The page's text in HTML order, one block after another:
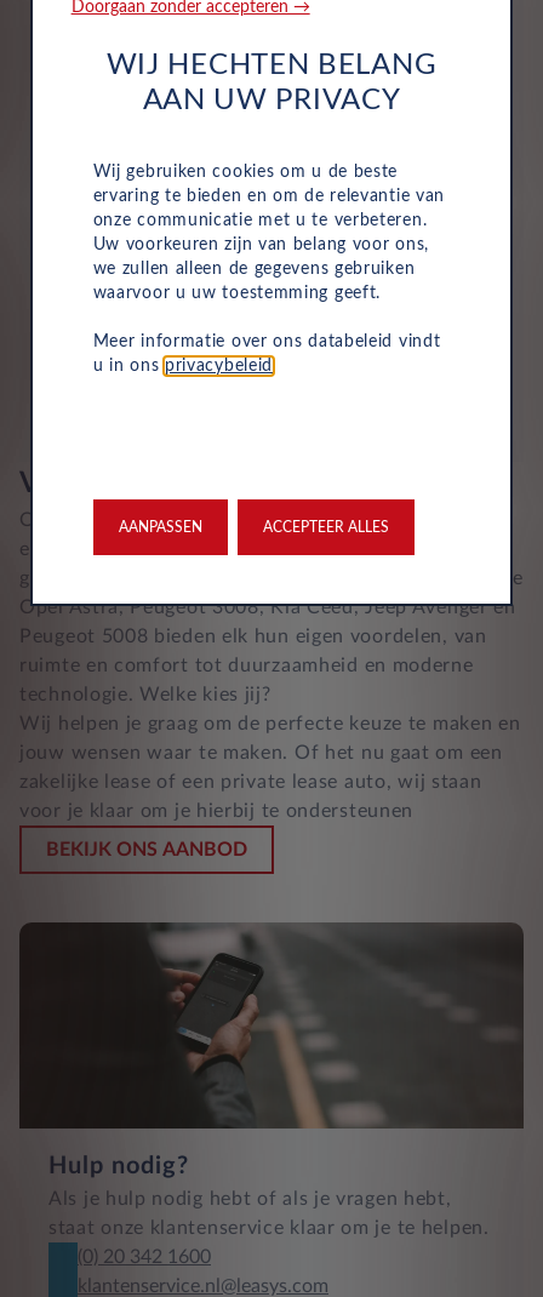
interieur is luxueus en modulair, met gemakkelijk
creëren. Of je nu op vakantie gaat of gewoon een
die je nodig hebt. Met functies zoals een digitaal
dashboard en geavanceerde veiligheidssystemen
is deze SUV een van de meest complete
gezinsauto's op de markt.
€694p/maand. All in
Voor ieder wat wils
Of je nu op zoek bent naar een compacte hatchback,
een stijlvolle SUV of een ruime zevenzitter, er is een
gezinsauto die perfect aansluit bij jouw behoeften. De
Opel Astra, Peugeot 3008, Kia Ceed, Jeep Avenger en
Peugeot 5008 bieden elk hun eigen voordelen, van
ruimte en comfort tot duurzaamheid en moderne
technologie. Welke kies jij?
Wij helpen je graag om de perfecte keuze te maken en
jouw wensen waar te maken. Of het nu gaat om een
zakelijke lease of een private lease auto, wij staan
voor je klaar om je hierbij te ondersteunen
BEKIJK ONS AANBOD
Hulp nodig?
Als je hulp nodig hebt of als je vragen hebt,
staat onze klantenservice klaar om je te helpen.
(0) 20 342 1600
klantenservice.nl@leasys.com
Doorgaan zonder accepteren →
WIJ HECHTEN BELANG
AAN UW PRIVACY
Wij gebruiken cookies om u de beste
ervaring te bieden en om de relevantie van
onze communicatie met u te verbeteren.
Uw voorkeuren zijn van belang voor ons,
we zullen alleen de gegevens gebruiken
waarvoor u uw toestemming geeft.
Meer informatie over ons databeleid vindt
u in ons privacybeleid
AANPASSEN ACCEPTEER ALLES